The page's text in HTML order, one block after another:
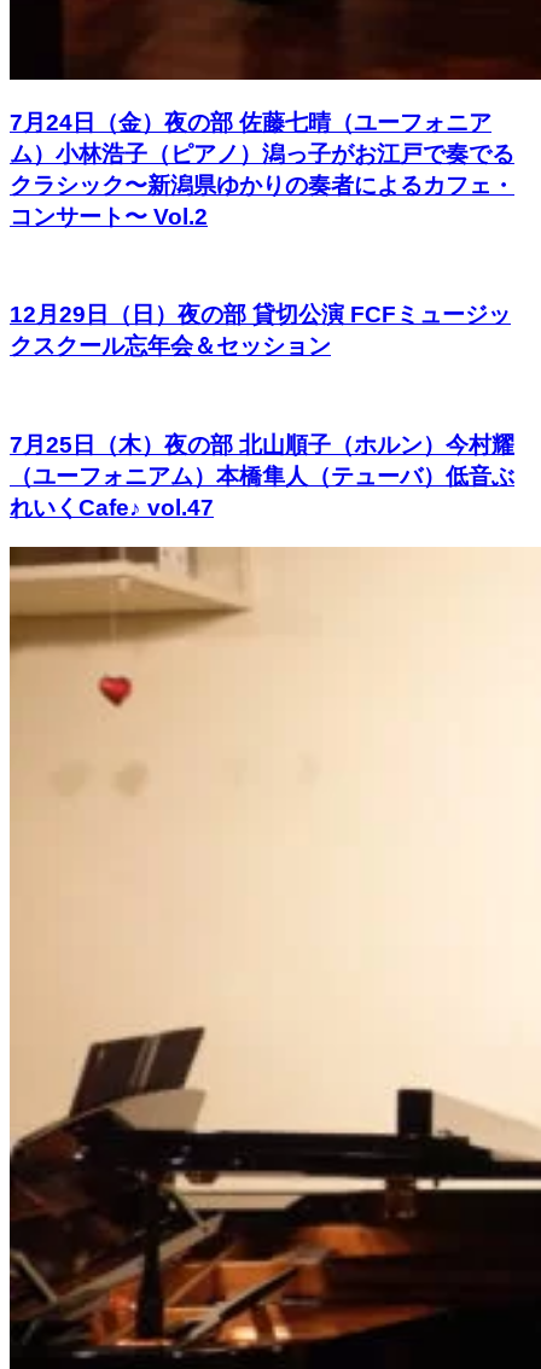
7月24日（金）夜の部 佐藤七晴（ユーフォニア
ム）小林浩子（ピアノ）潟っ子がお江戸で奏でる
クラシック〜新潟県ゆかりの奏者によるカフェ・
コンサート〜 Vol.2
12月29日（日）夜の部 貸切公演 FCFミュージッ
クスクール忘年会＆セッション
7月25日（木）夜の部 北山順子（ホルン）今村耀
（ユーフォニアム）本橋隼人（テューバ）低音ぶ
れいくCafe♪ vol.47